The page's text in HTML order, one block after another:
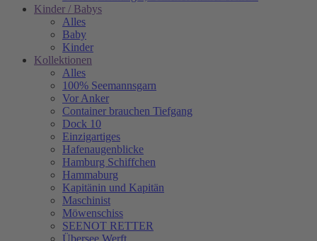
Kinder / Babys
Alles
Baby
Kinder
Kollektionen
Alles
100% Seemannsgarn
Vor Anker
Container brauchen Tiefgang
Dock 10
Einzigartiges
Hafenaugen­blicke
Hamburg Schiffchen
Hammaburg
Kapitänin und Kapitän
Maschinist
Möwenschiss
SEENOT RETTER
Übersee Werft